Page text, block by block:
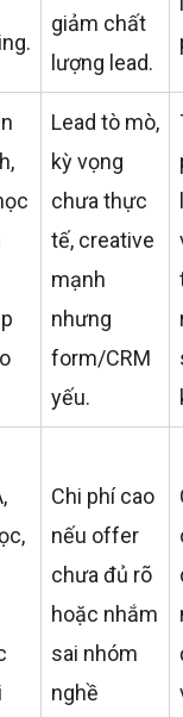
giảm chất
lượng lead.
Lead tò mò,
kỳ vọng
chưa thực
tế, creative
mạnh
nhưng
form/CRM
yếu.
Chi phí cao
nếu offer
chưa đủ rõ
hoặc nhắm
sai nhóm
nghề